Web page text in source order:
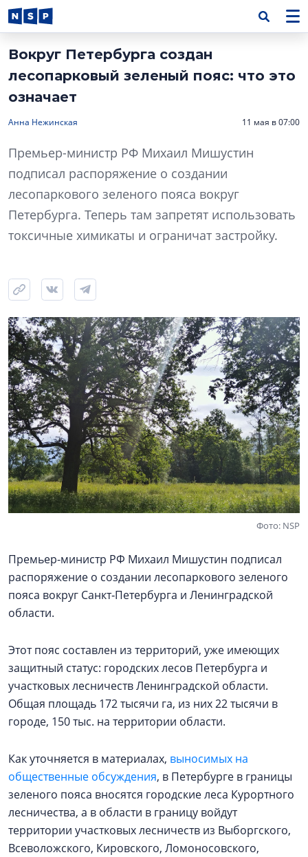
Вокруг Петербурга создан
лесопарковый зеленый пояс: что это
означает
Анна Нежинская 11 мая в 07:00
Премьер-министр РФ Михаил Мишустин
подписал распоряжение о создании
лесопаркового зеленого пояса вокруг
Петербурга. Теперь там запретят использовать
токсичные химикаты и ограничат застройку.
Фото: NSP
Премьер-министр РФ Михаил Мишустин подписал
распоряжение о создании лесопаркового зеленого
пояса вокруг Санкт‑Петербурга и Ленинградской
области.
Этот пояс составлен из территорий, уже имеющих
защитный статус: городских лесов Петербурга и
участковых лесничеств Ленинградской области.
Общая площадь 172 тысячи га, из них 22 тысячи в
городе, 150 тыс. на территории области.
Как уточняется в материалах, выносимых на
общественные обсуждения, в Петербурге в границы
зеленого пояса вносятся городские леса Курортного
лесничества, а в области в границу войдут
территории участковых лесничеств из Выборгского,
Всеволожского, Кировского, Ломоносовского,